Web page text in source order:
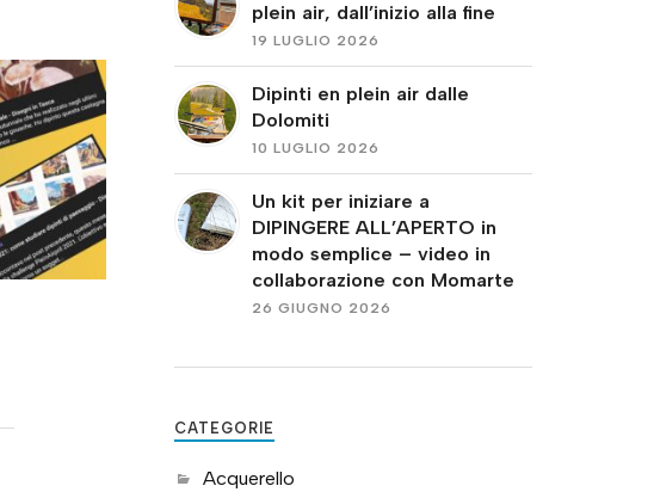
plein air, dall’inizio alla fine
19 LUGLIO 2026
Dipinti en plein air dalle
Dolomiti
10 LUGLIO 2026
Un kit per iniziare a
DIPINGERE ALL’APERTO in
modo semplice – video in
collaborazione con Momarte
26 GIUGNO 2026
CATEGORIE
Acquerello